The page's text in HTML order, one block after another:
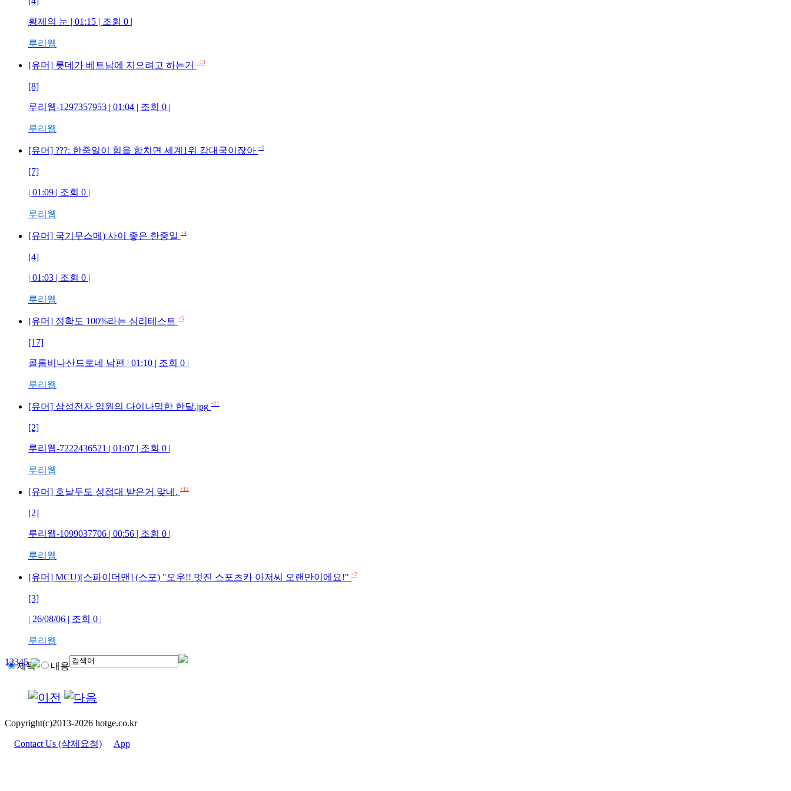
황제의 눈 | 01:15 | 조회 0 |
루리웹
[유머] 롯데가 베트남에 지으려고 하는거 +13
[8]
루리웹-1297357953 | 01:04 | 조회 0 |
루리웹
[유머] ???: 한중일이 힘을 합치면 세계1위 강대국이잖아 +3
[7]
| 01:09 | 조회 0 |
루리웹
[유머] 국기무스메) 사이 좋은 한중일 +4
[4]
| 01:03 | 조회 0 |
루리웹
[유머] 정확도 100%라는 심리테스트 +5
[17]
콜롬비나산드로네 남편 | 01:10 | 조회 0 |
루리웹
[유머] 삼성전자 임원의 다이나믹한 한달.jpg +21
[2]
루리웹-7222436521 | 01:07 | 조회 0 |
루리웹
[유머] 호날두도 성접대 받은거 맞네. +13
[2]
루리웹-1099037706 | 00:56 | 조회 0 |
루리웹
[유머] MCU)[스파이더맨] (스포) "오우!! 멋진 스포츠카 아저씨 오랜만이에요!" +2
[3]
| 26/08/06 | 조회 0 |
루리웹
12345
제목 내용
Copyright(c)2013-2026 hotge.co.kr
Contact Us (삭제요청) App